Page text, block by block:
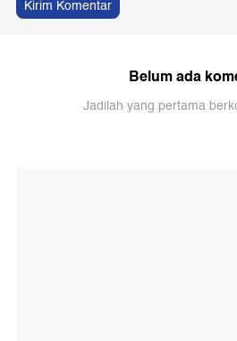
Kirim Komentar
Belum ada
Jadilah yang pertama